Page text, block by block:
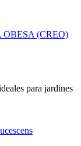
OBESA (CREO)
para jardines